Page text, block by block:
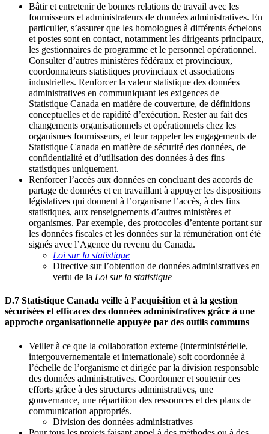
Bâtir et entretenir de bonnes relations de travail avec les
fournisseurs et administrateurs de données administratives. En
particulier, s’assurer que les homologues à différents échelons
et postes sont en contact, notamment les dirigeants principaux,
les gestionnaires de programme et le personnel opérationnel.
Consulter d’autres ministères fédéraux et provinciaux,
coordonnateurs statistiques provinciaux et associations
industrielles. Renforcer la valeur statistique des données
administratives en communiquant les exigences de
Statistique Canada en matière de couverture, de définitions
conceptuelles et de rapidité d’exécution. Rester au fait des
changements organisationnels et opérationnels chez les
organismes fournisseurs, et leur rappeler les engagements de
Statistique Canada en matière de sécurité des données, de
confidentialité et d’utilisation des données à des fins
statistiques uniquement.
Renforcer l’accès aux données en concluant des accords de
partage de données et en travaillant à appuyer les dispositions
législatives qui donnent à l’organisme l’accès, à des fins
statistiques, aux renseignements d’autres ministères et
organismes. Par exemple, des protocoles d’entente portant sur
les données fiscales et les données sur la rémunération ont été
signés avec l’Agence du revenu du Canada.
Loi sur la statistique
Directive sur l’obtention de données administratives en
vertu de la Loi sur la statistique
D.7 Statistique Canada veille à l’acquisition et à la gestion
sécurisées et efficaces des données administratives grâce à une
approche organisationnelle appuyée par des outils communs
Veiller à ce que la collaboration externe (interministérielle,
intergouvernementale et internationale) soit coordonnée à
l’échelle de l’organisme et dirigée par la division responsable
des données administratives. Coordonner et soutenir ces
efforts grâce à des structures administratives, une
gouvernance, une répartition des ressources et des plans de
communication appropriés.
Division des données administratives